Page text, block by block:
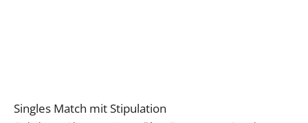
Singles Match mit Stipulation